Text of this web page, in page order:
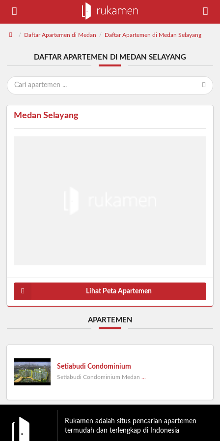
/ Daftar Apartemen di Medan / Daftar Apartemen di Medan Selayang
DAFTAR APARTEMEN DI MEDAN SELAYANG
Medan Selayang
Lihat Peta Apartemen
APARTEMEN
Setiabudi Condominium
Setiabudi Condominium Medan
Rukamen adalah situs pencarian apartemen
termudah dan terlengkap di Indonesia